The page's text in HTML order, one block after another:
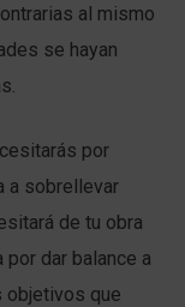
al mismo
se hayan
por
a sobrellevar
de tu obra
dar balance a
objetivos que